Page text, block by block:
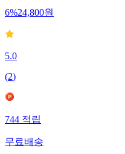
6%24,800원
5.0
(2)
744적립
무료배송